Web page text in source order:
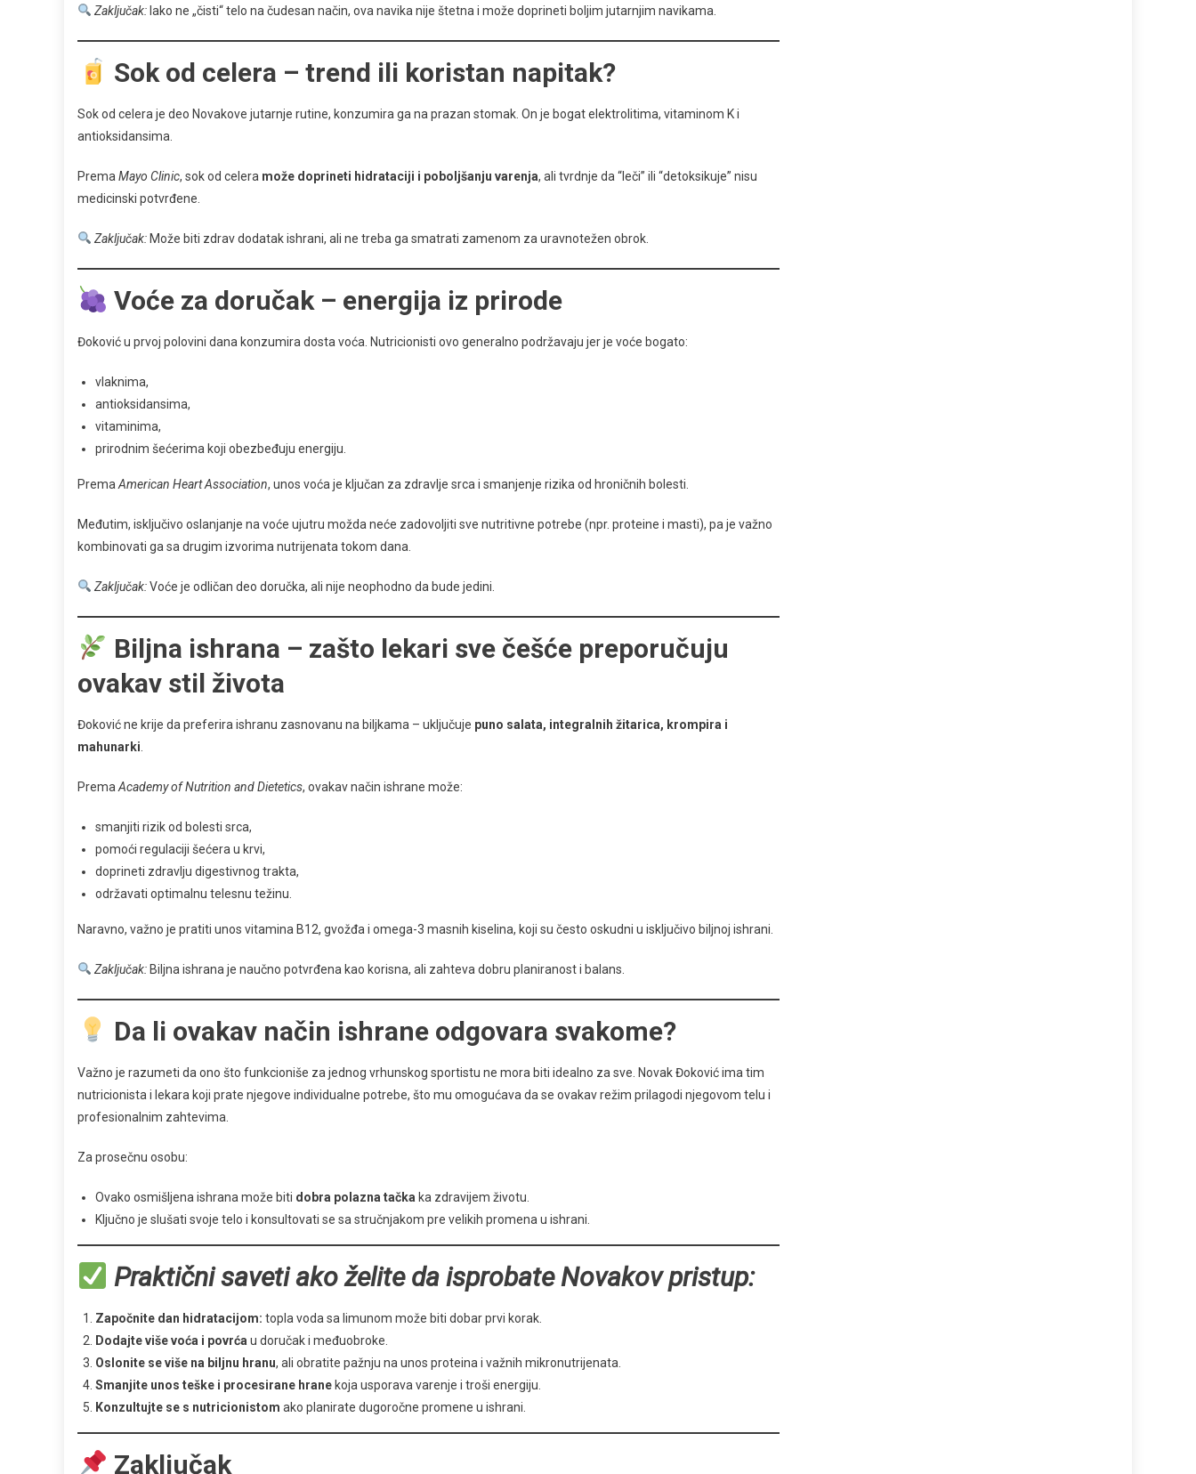
Zaključak:Iako ne „čisti“ telo na čudesan način, ova navika nije štetna i može doprineti boljim jutarnjim navikama.
Sok od celera – trend ili koristan napitak?
Sok od celera je deo Novakove jutarnje rutine, konzumira ga na prazan stomak. On je bogat elektrolitima, vitaminom K i
antioksidansima.
Prema Mayo Clinic, sok od celera može doprineti hidrataciji i poboljšanju varenja, ali tvrdnje da “leči” ili “detoksikuje” nisu
medicinski potvrđene.
Zaključak:Može biti zdrav dodatak ishrani, ali ne treba ga smatrati zamenom za uravnotežen obrok.
Voće za doručak – energija iz prirode
Đoković u prvoj polovini dana konzumira dosta voća. Nutricionisti ovo generalno podržavaju jer je voće bogato:
vlaknima,
antioksidansima,
vitaminima,
prirodnim šećerima koji obezbeđuju energiju.
Prema American Heart Association, unos voća je ključan za zdravlje srca i smanjenje rizika od hroničnih bolesti.
Međutim, isključivo oslanjanje na voće ujutru možda neće zadovoljiti sve nutritivne potrebe (npr. proteine i masti), pa je važno
kombinovati ga sa drugim izvorima nutrijenata tokom dana.
Zaključak:Voće je odličan deo doručka, ali nije neophodno da bude jedini.
Biljna ishrana – zašto lekari sve češće preporučuju
ovakav stil života
Đoković ne krije da preferira ishranu zasnovanu na biljkama – uključuje puno salata, integralnih žitarica, krompira i
mahunarki
Prema Academy of Nutrition and Dietetics, ovakav način ishrane može:
smanjiti rizik od bolesti srca,
pomoći regulaciji šećera u krvi,
doprineti zdravlju digestivnog trakta,
održavati optimalnu telesnu težinu.
Naravno, važno je pratiti unos vitamina B12, gvožđa i omega-3 masnih kiselina, koji su često oskudni u isključivo biljnoj ishrani.
Zaključak:Biljna ishrana je naučno potvrđena kao korisna, ali zahteva dobru planiranost i balans.
Da li ovakav način ishrane odgovara svakome?
Važno je razumeti da ono što funkcioniše za jednog vrhunskog sportistu ne mora biti idealno za sve. Novak Đoković ima tim
nutricionista i lekara koji prate njegove individualne potrebe, što mu omogućava da se ovakav režim prilagodi njegovom telu i
profesionalnim zahtevima.
Za prosečnu osobu:
Ovako osmišljena ishrana može biti dobra polazna tačka ka zdravijem životu.
Ključno je slušati svoje telo i konsultovati se sa stručnjakom pre velikih promena u ishrani.
Praktični saveti ako želite da isprobate Novakov pristup:
Započnite dan hidratacijom: topla voda sa limunom može biti dobar prvi korak.
Dodajte više voća i povrća u doručak i međuobroke.
Oslonite se više na biljnu hranu, ali obratite pažnju na unos proteina i važnih mikronutrijenata.
Smanjite unos teške i procesirane hranekoja usporava varenje i troši energiju.
Konzultujte se s nutricionistom ako planirate dugoročne promene u ishrani.
Zaključak